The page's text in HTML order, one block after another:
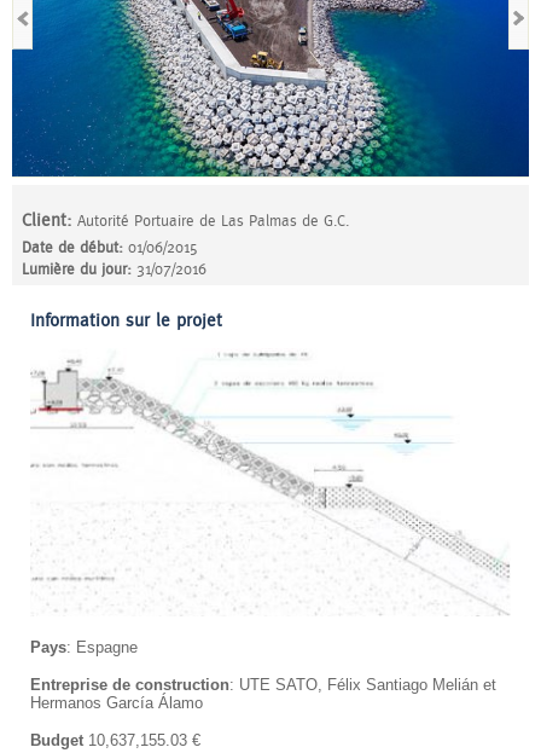
Client: Autorité Portuaire de Las Palmas de G.C.
Date de début: 01/06/2015
Lumière du jour: 31/07/2016
Information sur le projet
Pays: Espagne
Entreprise de construction: UTE SATO, Félix Santiago Melián et
Hermanos García Álamo
Budget 10,637,155.03 €